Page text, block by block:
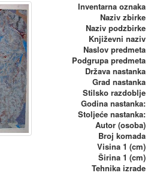
Inventarna oznaka
Naziv zbirke
Naziv podzbirke
Književni naziv
Naslov predmeta
Podgrupa predmeta
Država nastanka
Grad nastanka
Stilsko razdoblje
Godina nastanka:
Stoljeće nastanka:
Autor (osoba)
Broj komada
Visina 1 (cm)
Širina 1 (cm)
Tehnika izrade